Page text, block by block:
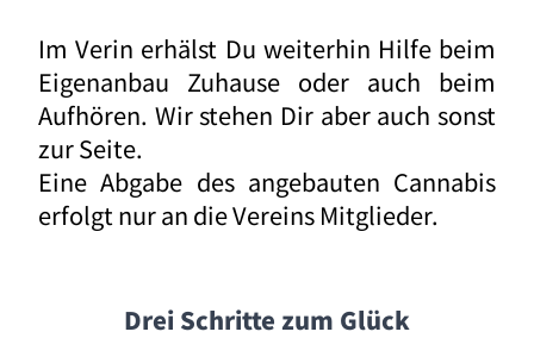
Im Verin erhälst Du weiterhin Hilfe beim
Eigenanbau Zuhause oder auch beim
Aufhören. Wir stehen Dir aber auch sonst
zur Seite.
Eine Abgabe des angebauten Cannabis
erfolgt nur an die Vereins Mitglieder.
Drei Schritte zum Glück